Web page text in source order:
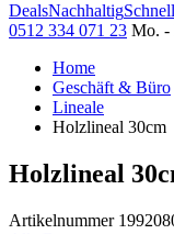
DealsNachhaltig
0512 334 071 23 Mo. -
Home
Geschäft & Büro
Lineale
Holzlineal 30cm
Holzlineal
Artikelnummer